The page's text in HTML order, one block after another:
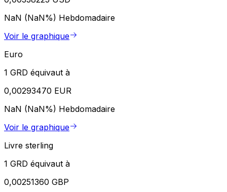
NaN (NaN%) Hebdomadaire
Voir le graphique
Euro
1 GRD équivaut à
0,00293470 EUR
NaN (NaN%) Hebdomadaire
Voir le graphique
Livre sterling
1 GRD équivaut à
0,00251360 GBP